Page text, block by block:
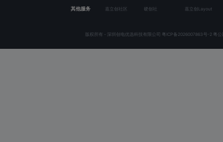
其他服务 嘉立创社区 硬创社 嘉立创Layout
版权所有 - 深圳创电优选科技有限公司 粤ICP备2026007863号-2 粤